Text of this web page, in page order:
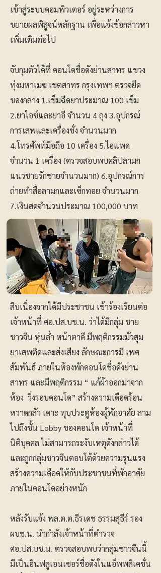
เข้าสู่ระบบคอมพิวเตอร์ อยู่ระหว่างการ
ขยายผลพิสูจน์หลักฐาน เพื่อแจ้งข้อกล่าวหา
เพิ่มเติมต่อไป
จับกุมตัวได้ที่ คอนโดชื่อดังย่านสาทร แขวง
ทุ่งมหาเมฆ เขตสาทร กรุงเทพฯ ​ตรวจยึด
ของกลาง 1.เข็มฉีดยาประมาณ 100 เข็ม ​
2.ยาไอซ์และยาอี จำนวน 4 ถุง ​3.อุปกรณ์
การเสพและเครื่องชั่ง จำนวนมาก ​
4.โทรศัพท์มือถือ 10 เครื่อง 5.ไอแพด
จำนวน 1 เครื่อง (ตรวจสอบพบคลิปลามก
แนวชายรักชายจำนวนมาก) ​6.อุปกรณ์การ
ถ่ายทำสื่อลามกและเซ็กทอย จำนวนมาก
7.เงินสดจำนวนประมาณ 100,000 บาท
สืบเนื่องจากได้มีประชาชน เข้าร้องเรียนต่อ
เจ้าหน้าที่ ศอ.ปส.บช.น. ว่าได้มีกลุ่ม ชาย
ชาวจีน หุ่นล่ำ หน้าตาดี มีพฤติกรรมมั่วสุม
ยาเสพติดและส่งเสียง ลักษณะการมี เพศ
สัมพันธ์ ภายในห้องพักคอนโดชื่อดังย่าน
สาทร และมีพฤติกรรม “ แก้ผ้าออกมาจาก
ห้อง วิ่งรอบคอนโด” สร้างความเดือดร้อน
หวาดกลัว เคาะ ทุบประตูห้องผู้พักอาศัย ลาม
ไปถึงชั้น Lobby ของคอนโด เจ้าหน้าที่
นิติบุคคล ไม่สามารถระงับเหตุดังกล่าวได้
และถูกกลุ่มชาวจีนตอบโต้ด้วยความรุนแรง
สร้างความเดือดให้กับประชาชนที่พักอาศัย
ภายในคอนโดอย่างหนัก
หลังรับแจ้ง พล.ต.ต.ธีรเดช ธรรมสุธีร์ รอง
ผบช.น. นำกำลังเจ้าหน้าที่ตำรวจ
ศอ.ปส.บช.น. ตรวจสอบพบว่ากลุ่มชาวจีนนี้
มีเป็นอินฟลูเอนเซอร์ชื่อดังในแอ็พพลิเคชั่น